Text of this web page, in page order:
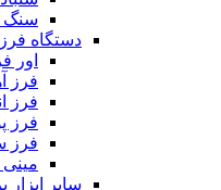
سنگ
دستگاه فرز
اور
فرز
فرز
فرز
فرز
مینی
سایر